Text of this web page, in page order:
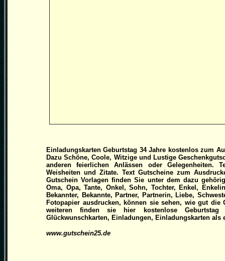
Einladungskarten Geburtstag 34 Jahre kostenlos zum
Dazu Schöne, Coole, Witzige und Lustige
anderen feierlichen Anlässen oder Gelegenheiten.
Weisheiten und Zitate. Text Gutscheine zum
Gutschein Vorlagen finden Sie unter dem dazu
Oma, Opa, Tante, Onkel, Sohn, Tochter, Enkel,
Bekannter, Bekannte, Partner, Partnerin, Liebe,
Fotopapier ausdrucken, können sie sehen, wie gut
weiteren finden sie hier kostenlose Geburtstag
Glückwunschkarten, Einladungen, Einladungskarten als
www.gutschein25.de